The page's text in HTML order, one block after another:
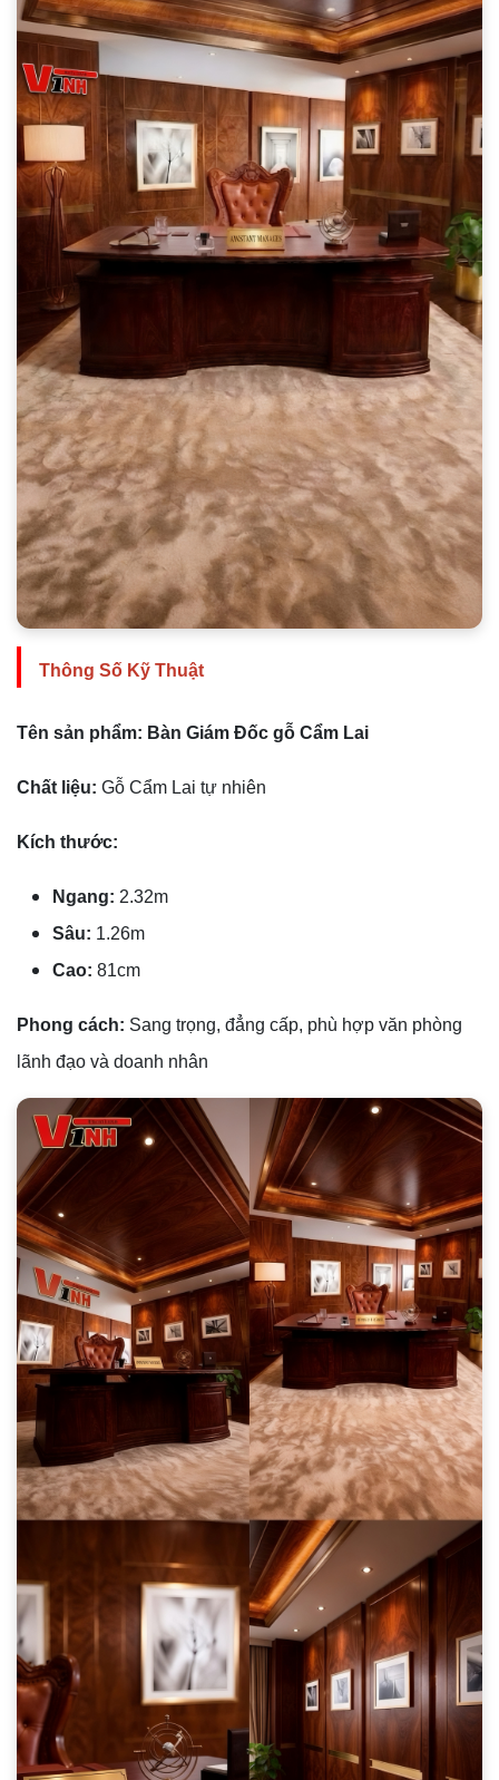
Thông Số Kỹ Thuật
Tên sản phẩm: Bàn Giám Đốc gỗ Cẩm Lai
Chất liệu: Gỗ Cẩm Lai tự nhiên
Kích thước:
Ngang: 2.32m
Sâu: 1.26m
Cao: 81cm
Phong cách: Sang trọng, đẳng cấp, phù hợp văn phòng
lãnh đạo và doanh nhân